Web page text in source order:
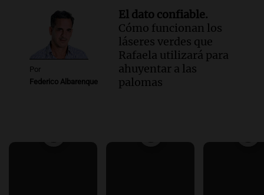
Por
Federico Albarenque
El dato confiable.
Cómo funcionan los
láseres verdes que
Rafaela utilizará para
ahuyentar a las
palomas